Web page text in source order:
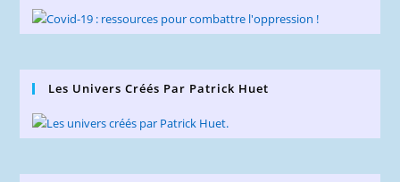
Les Univers Créés Par Patrick Huet